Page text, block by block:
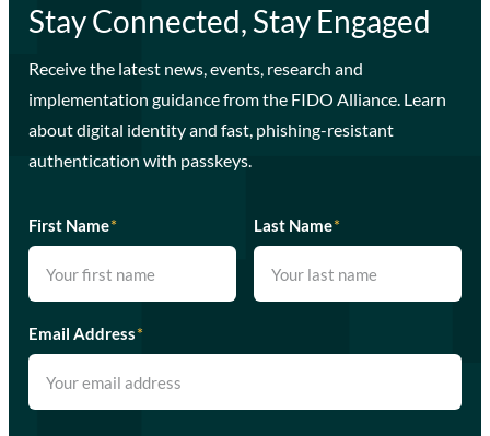
Stay Connected, Stay Engaged
Receive the latest news, events, research and
implementation guidance from the FIDO Alliance. Learn
about digital identity and fast, phishing-resistant
authentication with passkeys.
First Name* Last Name*
Email Address*